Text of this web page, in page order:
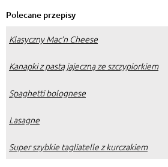
Polecane przepisy
Klasyczny Mac’n Cheese
Kanapki z pastą jajeczną ze szczypiorkiem
Spaghetti bolognese
Lasagne
Super szybkie tagliatelle z kurczakiem